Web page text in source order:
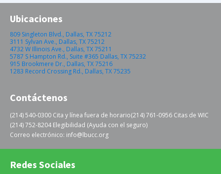
Ubicaciones
809 Singleton Blvd., Dallas, TX 75212
3111 Sylvan Ave., Dallas, TX 75212
4732 W Illinois Ave., Dallas, TX 75211
5787 S Hampton Rd., Suite #365 Dallas, TX 75232
915 Brookmere Dr., Dallas, TX 75216
1283 Record Crossing Rd., Dallas, TX 75235
Contáctenos
(214) 540-0300 Cita y línea fuera de horario(214) 761-0956 Citas de WIC
(214) 752-8204 Elegibilidad (Ayuda con el seguro)
Correo electrónico: info@lbucc.org
Redes Sociales